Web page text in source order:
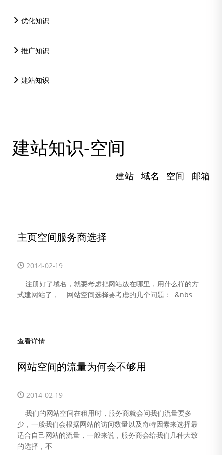
资讯中心
优化知识
推广知识
建站知识
建站知识-空间
建站 域名 空间 邮箱
主页空间服务商选择
2014-02-19
注册好了域名，就要考虑把网站放在哪里，用什么样的方
式建网站了， 网站空间选择要考虑的几个问题： &nbs
查看详情
网站空间的流量为何会不够用
2014-02-19
我们的网站空间在租用时，服务商就会问我们流量要多
少，一般我们会根据网站的访问数量以及奇特因素来选择最
适合自己网站的流量，一般来说，服务商会给我们几种大致
的选择，不